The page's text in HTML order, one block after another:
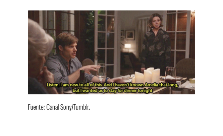
Fuente: Canal Sony/Tumblr.